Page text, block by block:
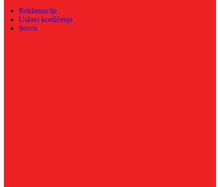
Reklamacije
Uslovi korišćenja
Servis